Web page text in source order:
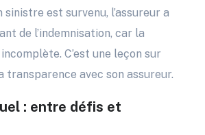
sinistre est survenu, l’assureur a
de l’indemnisation, car la
C’est une leçon sur
transparence avec son assureur.
: entre défis et